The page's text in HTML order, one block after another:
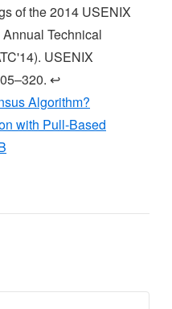
of the 2014 USENIX
Technical
USENIX
↩︎
Algorithm?
with Pull-Based